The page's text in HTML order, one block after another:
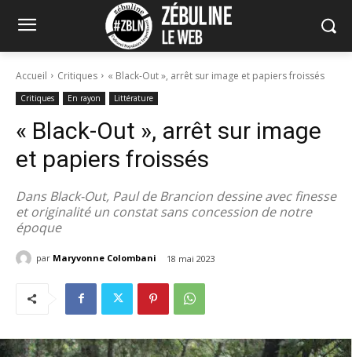
Accueil Critiques « Black-Out », arrêt sur image et papiers froissés
Critiques En rayon Littérature
« Black-Out », arrêt sur image
et papiers froissés
Dans Black-Out, Paul de Brancion dessine avec finesse
et originalité un constat sans concession de notre
époque
par Maryvonne Colombani 18 mai 2023